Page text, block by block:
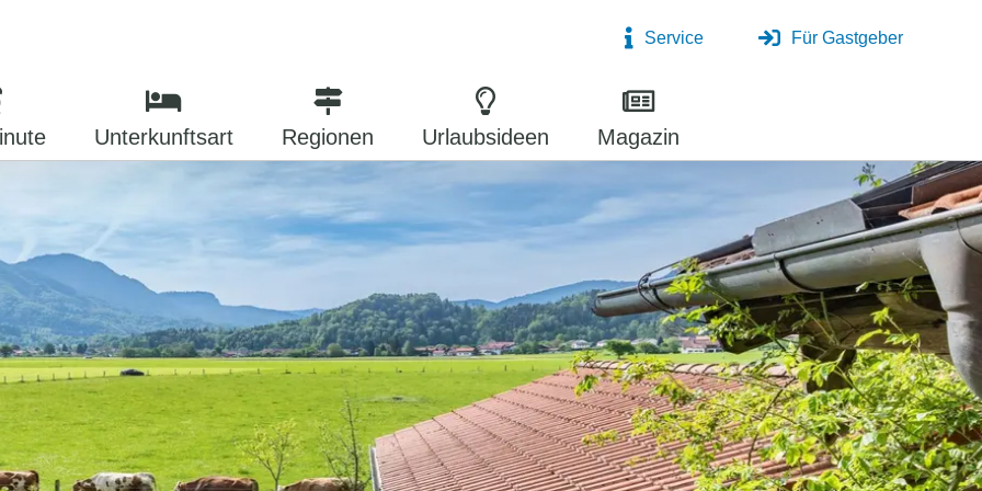
Service Für Gastgeber
Unterkunftsart Regionen Urlaubsideen Magazin